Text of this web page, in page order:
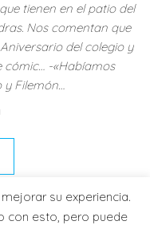
tienen en el patio del
Nos comentan que
del colegio y
cómic… -«Habíamos
y Filemón…
su experiencia.
con esto, pero puede